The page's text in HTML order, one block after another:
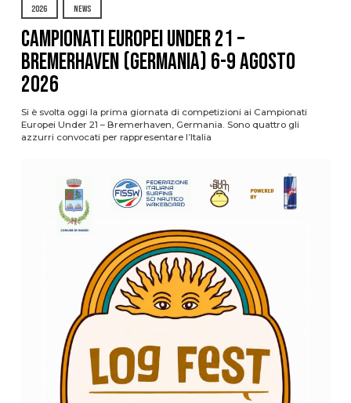
2026 NEWS
Campionati Europei Under 21 –
Bremerhaven (Germania) 6-9 agosto
2026
Si è svolta oggi la prima giornata di competizioni ai Campionati
Europei Under 21 – Bremerhaven, Germania. Sono quattro gli
azzurri convocati per rappresentare l’Italia